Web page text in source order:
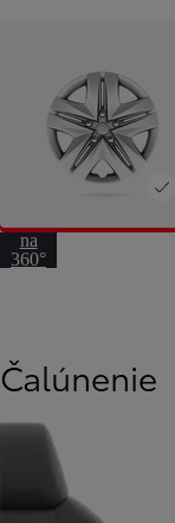
na
360°
Čalúnenie